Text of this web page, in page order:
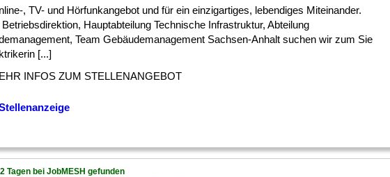
, TV- und Hörfunkangebot und für ein einzigartiges, lebendiges Miteinander.
Betriebsdirektion, Hauptabteilung Technische Infrastruktur, Abteilung
Team Gebäudemanagement Sachsen-Anhalt suchen wir zum Sie
[...]
INFOS ZUM STELLENANGEBOT
Tagen bei JobMESH gefunden